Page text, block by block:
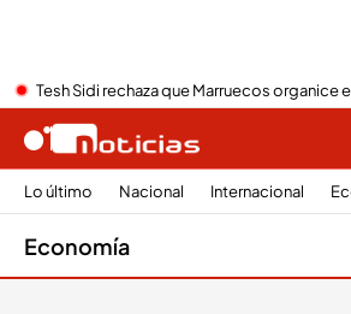
Tesh Sidi rechaza que Marruecos organice
Lo último Nacional Internacional
Economía